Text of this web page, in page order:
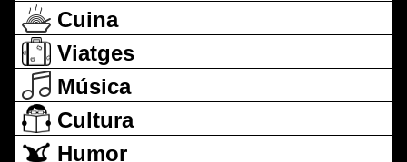
Cuina
Viatges
Música
Cultura
Humor